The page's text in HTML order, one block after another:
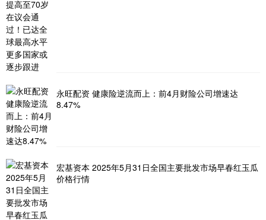
永旺配资 健康险逆流而上：前4月财险公司增速达
8.47%
宏基资本 2025年5月31日全国主要批发市场早春红玉瓜
价格行情